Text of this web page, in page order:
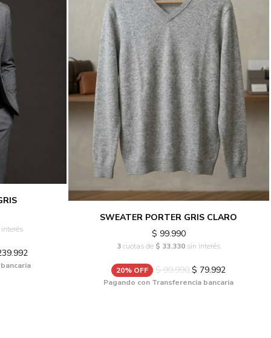
SWEATER PORTER GRIS CLARO
$ 99.990
3cuotas de $ 33.330 sin interés
20% OFF $ 99.990 $ 79.992
Pagando con Transferencia bancaria